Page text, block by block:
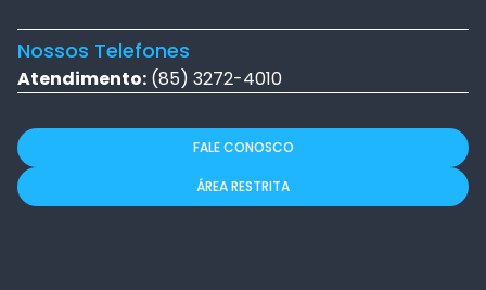
Nossos Telefones
Atendimento: (85) 3272-4010
FALE CONOSCO
ÁREA RESTRITA